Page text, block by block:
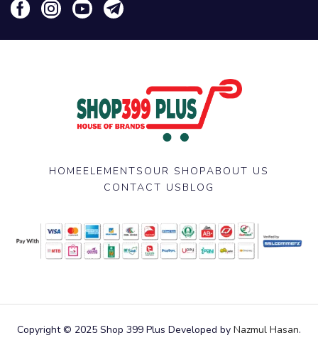
HOMEELEMENTS OUR SHOPABOUT US
CONTACT US BLOG
Copyright © 2025 Shop 399 Plus Developed by Nazmul Hasan.